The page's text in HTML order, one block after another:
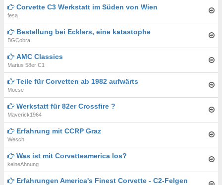
Corvette C3 Werkstatt im Süden von Wien
fesa
Bestellung bei Ecklers, eine katastophe
BGCobra
AMC Classics
Marius 58er C1
Teile für Corvetten ab 1982 aufwärts
Mocse
Werkstatt für 82er Crossfire ?
Maverick1964
Erfahrung mit CCRP Graz
Wesch
Was ist mit Corvetteamerica los?
keineAhnung
Erfahrungen America's Finest Corvette - C2-Felgen